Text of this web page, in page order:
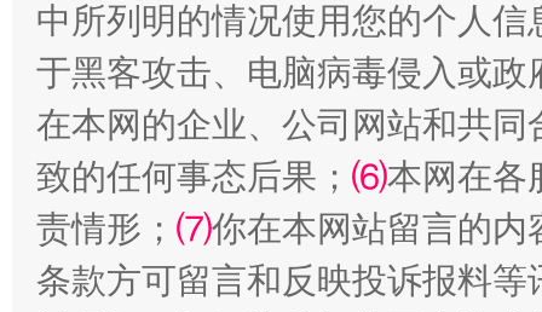
站台名比不上好声名
中所列明的情况使用您的个人
于黑客攻击、电脑病毒侵入或
在本网的企业、公司网站和共
致的任何事态后果； ⑹本网在各
责情形； ⑺你在本网站留言的内
条款方可留言和反映投诉报料